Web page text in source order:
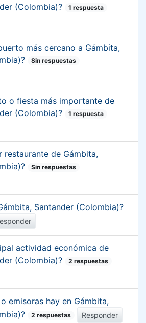
(Colombia)?
1 respuesta
más cercano a Gámbita,
Sin respuestas
o fiesta más importante de
(Colombia)?
1 respuesta
restaurante de Gámbita,
Sin respuestas
Santander (Colombia)?
actividad económica de
(Colombia)?
2 respuestas
emisoras hay en Gámbita,
2 respuestas Responder